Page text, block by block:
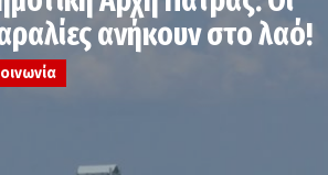
ανήκουν στο λαό!